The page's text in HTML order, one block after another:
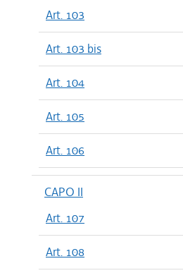
Art. 103
Art. 103 bis
Art. 104
Art. 105
Art. 106
CAPO II
Art. 107
Art. 108